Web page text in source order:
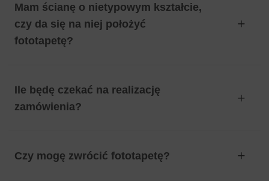
Mam ścianę o nietypowym kształcie,
czy da się na niej położyć
fototapetę?
Ile będę czekać na realizację
zamówienia?
Czy mogę zwrócić fototapetę?